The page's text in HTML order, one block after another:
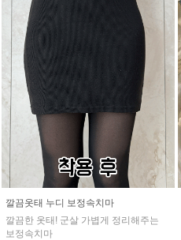
깔끔옷태 누디 보정속치마
깔끔한 옷태! 군살 가볍게 정리해주는
보정속치마